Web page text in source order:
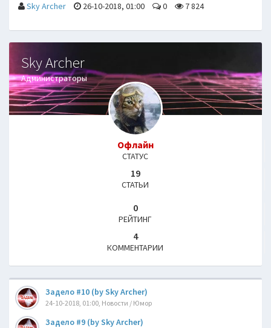
Sky Archer 26-10-2018, 01:00 0 7 824
Sky Archer
Администраторы
Офлайн
СТАТУС
19
СТАТЬИ
0
РЕЙТИНГ
4
КОММЕНТАРИИ
Задело #10 (by Sky Archer)
24-10-2018, 01:00, Новости / Юмор
Задело #9 (by Sky Archer)